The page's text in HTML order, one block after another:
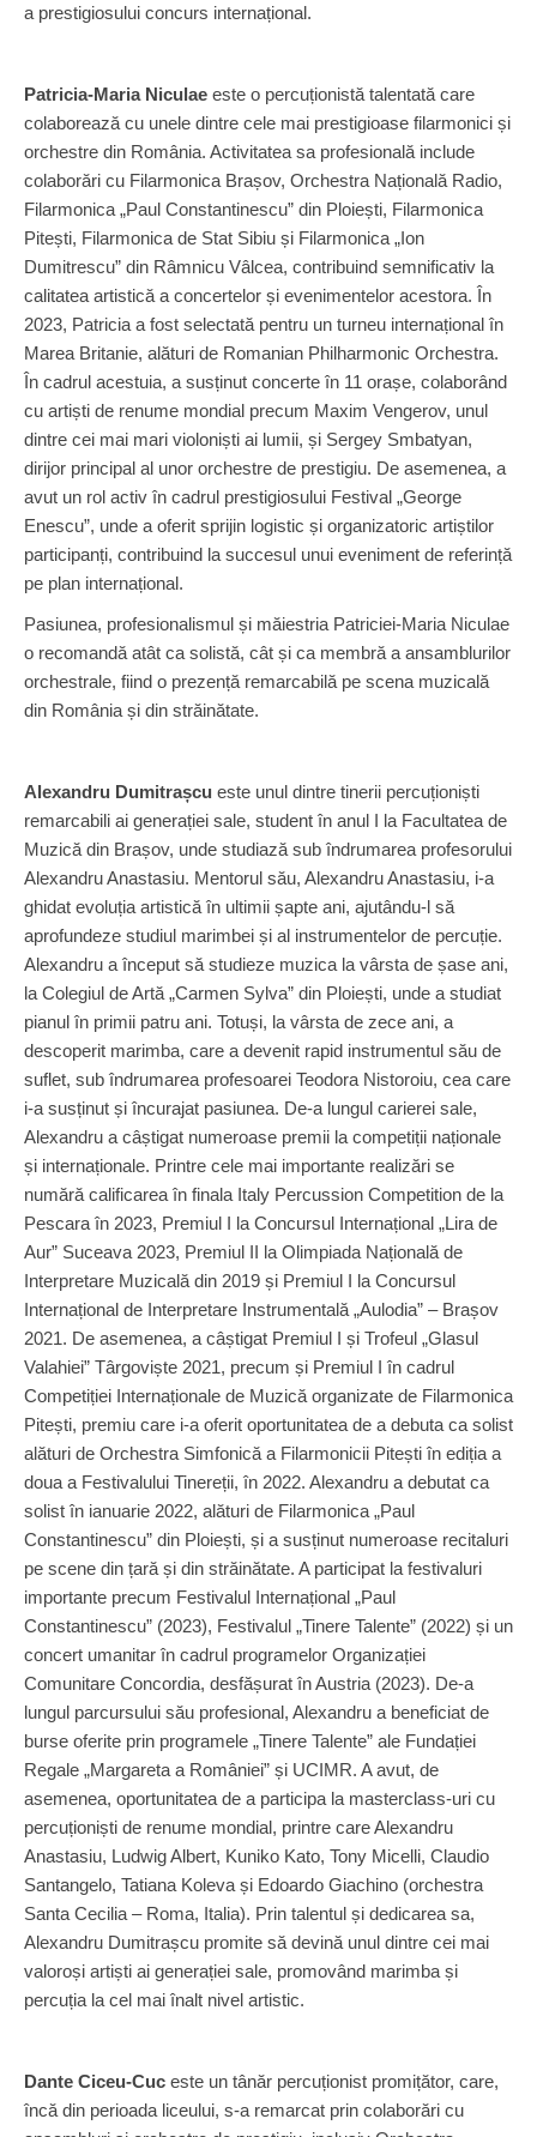
a prestigiosului concurs internațional.
Patricia-Maria Niculae este o percuționistă talentată care
colaborează cu unele dintre cele mai prestigioase filarmonici și
orchestre din România. Activitatea sa profesională include
colaborări cu Filarmonica Brașov, Orchestra Națională Radio,
Filarmonica „Paul Constantinescu” din Ploiești, Filarmonica
Pitești, Filarmonica de Stat Sibiu și Filarmonica „Ion
Dumitrescu” din Râmnicu Vâlcea, contribuind semnificativ la
calitatea artistică a concertelor și evenimentelor acestora. În
2023, Patricia a fost selectată pentru un turneu internațional în
Marea Britanie, alături de Romanian Philharmonic Orchestra.
În cadrul acestuia, a susținut concerte în 11 orașe, colaborând
cu artiști de renume mondial precum Maxim Vengerov, unul
dintre cei mai mari violoniști ai lumii, și Sergey Smbatyan,
dirijor principal al unor orchestre de prestigiu. De asemenea, a
avut un rol activ în cadrul prestigiosului Festival „George
Enescu”, unde a oferit sprijin logistic și organizatoric artiștilor
participanți, contribuind la succesul unui eveniment de referință
pe plan internațional.
Pasiunea, profesionalismul și măiestria Patriciei-Maria Niculae
o recomandă atât ca solistă, cât și ca membră a ansamblurilor
orchestrale, fiind o prezență remarcabilă pe scena muzicală
din România și din străinătate.
Alexandru Dumitrașcu este unul dintre tinerii percuționiști
remarcabili ai generației sale, student în anul I la Facultatea de
Muzică din Brașov, unde studiază sub îndrumarea profesorului
Alexandru Anastasiu. Mentorul său, Alexandru Anastasiu, i-a
ghidat evoluția artistică în ultimii șapte ani, ajutându-l să
aprofundeze studiul marimbei și al instrumentelor de percuție.
Alexandru a început să studieze muzica la vârsta de șase ani,
la Colegiul de Artă „Carmen Sylva” din Ploiești, unde a studiat
pianul în primii patru ani. Totuși, la vârsta de zece ani, a
descoperit marimba, care a devenit rapid instrumentul său de
suflet, sub îndrumarea profesoarei Teodora Nistoroiu, cea care
i-a susținut și încurajat pasiunea. De-a lungul carierei sale,
Alexandru a câștigat numeroase premii la competiții naționale
și internaționale. Printre cele mai importante realizări se
numără calificarea în finala Italy Percussion Competition de la
Pescara în 2023, Premiul I la Concursul Internațional „Lira de
Aur” Suceava 2023, Premiul II la Olimpiada Națională de
Interpretare Muzicală din 2019 și Premiul I la Concursul
Internațional de Interpretare Instrumentală „Aulodia” – Brașov
2021. De asemenea, a câștigat Premiul I și Trofeul „Glasul
Valahiei” Târgoviște 2021, precum și Premiul I în cadrul
Competiției Internaționale de Muzică organizate de Filarmonica
Pitești, premiu care i-a oferit oportunitatea de a debuta ca solist
alături de Orchestra Simfonică a Filarmonicii Pitești în ediția a
doua a Festivalului Tinereții, în 2022. Alexandru a debutat ca
solist în ianuarie 2022, alături de Filarmonica „Paul
Constantinescu” din Ploiești, și a susținut numeroase recitaluri
pe scene din țară și din străinătate. A participat la festivaluri
importante precum Festivalul Internațional „Paul
Constantinescu” (2023), Festivalul „Tinere Talente” (2022) și un
concert umanitar în cadrul programelor Organizației
Comunitare Concordia, desfășurat în Austria (2023). De-a
lungul parcursului său profesional, Alexandru a beneficiat de
burse oferite prin programele „Tinere Talente” ale Fundației
Regale „Margareta a României” și UCIMR. A avut, de
asemenea, oportunitatea de a participa la masterclass-uri cu
percuționiști de renume mondial, printre care Alexandru
Anastasiu, Ludwig Albert, Kuniko Kato, Tony Micelli, Claudio
Santangelo, Tatiana Koleva și Edoardo Giachino (orchestra
Santa Cecilia – Roma, Italia). Prin talentul și dedicarea sa,
Alexandru Dumitrașcu promite să devină unul dintre cei mai
valoroși artiști ai generației sale, promovând marimba și
percuția la cel mai înalt nivel artistic.
Dante Ciceu-Cuc este un tânăr percuționist promițător, care,
încă din perioada liceului, s-a remarcat prin colaborări cu